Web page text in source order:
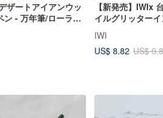
ザートアイアンウッ
ン - 万年筆/ローラー
【新発売】IWIx
イルグリッター
IWI
US$ 8.82 US$